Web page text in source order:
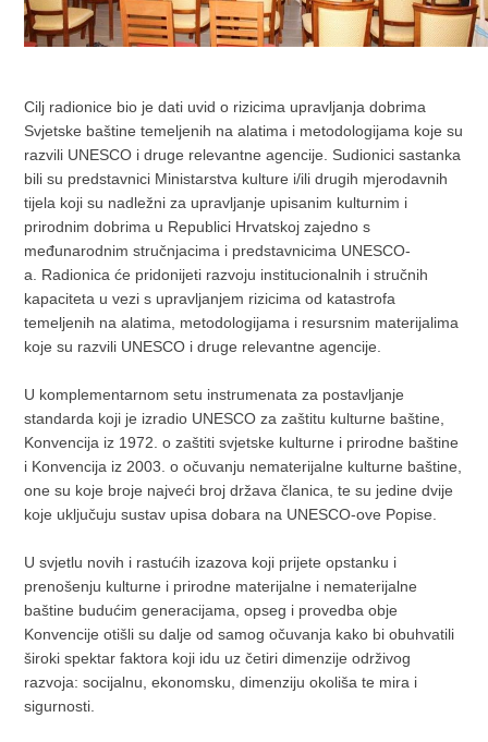
Cilj radionice bio je dati uvid o rizicima upravljanja dobrima
Svjetske baštine temeljenih na alatima i metodologijama koje su
razvili UNESCO i druge relevantne agencije. Sudionici sastanka
bili su predstavnici Ministarstva kulture i/ili drugih mjerodavnih
tijela koji su nadležni za upravljanje upisanim kulturnim i
prirodnim dobrima u Republici Hrvatskoj zajedno s
međunarodnim stručnjacima i predstavnicima UNESCO-
a. Radionica će pridonijeti razvoju institucionalnih i stručnih
kapaciteta u vezi s upravljanjem rizicima od katastrofa
temeljenih na alatima, metodologijama i resursnim materijalima
koje su razvili UNESCO i druge relevantne agencije.
U komplementarnom setu instrumenata za postavljanje
standarda koji je izradio UNESCO za zaštitu kulturne baštine,
Konvencija iz 1972. o zaštiti svjetske kulturne i prirodne baštine
i Konvencija iz 2003. o očuvanju nematerijalne kulturne baštine,
one su koje broje najveći broj država članica, te su jedine dvije
koje uključuju sustav upisa dobara na UNESCO-ove Popise.
U svjetlu novih i rastućih izazova koji prijete opstanku i
prenošenju kulturne i prirodne materijalne i nematerijalne
baštine budućim generacijama, opseg i provedba obje
Konvencije otišli su dalje od samog očuvanja kako bi obuhvatili
široki spektar faktora koji idu uz četiri dimenzije održivog
razvoja: socijalnu, ekonomsku, dimenziju okoliša te mira i
sigurnosti.